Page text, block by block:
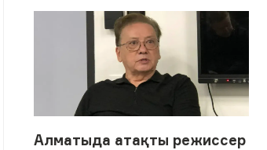
Алматыда атақты режиссер